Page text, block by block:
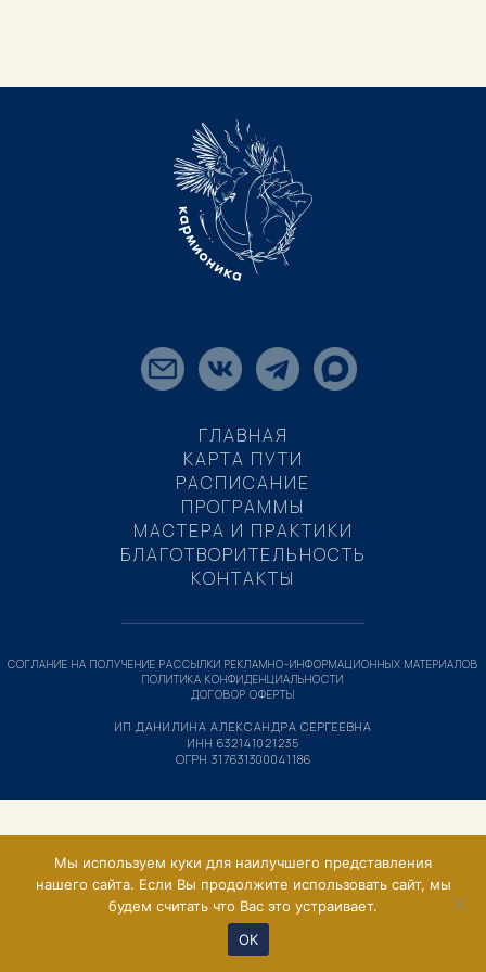
ГЛАВНАЯ
КАРТА ПУТИ
РАСПИСАНИЕ
ПРОГРАММЫ
МАСТЕРА И ПРАКТИКИ
БЛАГОТВОРИТЕЛЬНОСТЬ
КОНТАКТЫ
ИП ДАНИЛИНА АЛЕКСАНДРА СЕРГЕЕВНА
ИНН 632141021235
ОГРН 317631300041186
СОГЛАНИЕ НА ПОЛУЧЕНИЕ РАССЫЛКИ РЕКЛАМНО-ИНФОРМАЦИОННЫХ МАТЕРИАЛОВ
ПОЛИТИКА КОНФИДЕНЦИАЛЬНОСТИ
ДОГОВОР ОФЕРТЫ
Мы используем куки для наилучшего представления
нашего сайта. Если Вы продолжите использовать сайт, мы
будем считать что Вас это устраивает.
ОК